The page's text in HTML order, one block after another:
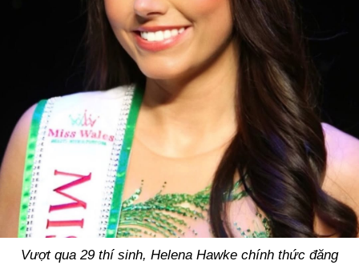
Vượt qua 29 thí sinh, Helena Hawke chính thức đăng